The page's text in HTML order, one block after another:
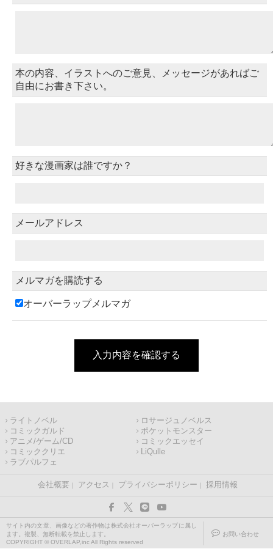
本の内容、イラストへのご意見、メッセージがあればご
自由にお書き下さい。
好きな漫画家は誰ですか？
メールアドレス
メルマガを購読する
オーバーラップメルマガ
入力内容を確認する
ライトノベル
ロサージュノベルス
コミックガルド
ポケットモンスター
アニメ/ゲーム/CD
コミックエッセイ
コミッククリエ
LiQulle
ラブパルフェ
会社概要 アクセス プライバシーポリシー 採用情報
サイト内の文章、画像などの著作物は株式会社オーバーラップに属し
ます。複製、無断転載を禁止します。
COPYRIGHT © OVERLAP,inc All Rights reserved
お問い合わせ